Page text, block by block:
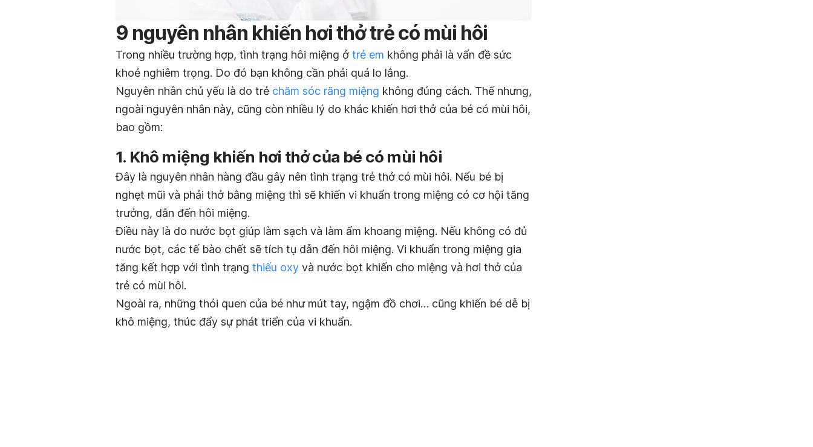
9 nguyên nhân khiến hơi thở trẻ có mùi hôi
Trong nhiều trường hợp, tình trạng hôi miệng ở trẻ em không phải là vấn đề sức
khoẻ nghiêm trọng. Do đó bạn không cần phải quá lo lắng.
Nguyên nhân chủ yếu là do trẻ chăm sóc răng miệng không đúng cách. Thế nhưng,
ngoài nguyên nhân này, cũng còn nhiều lý do khác khiến hơi thở của bé có mùi hôi,
bao gồm:
1. Khô miệng khiến hơi thở của bé có mùi hôi
Đây là nguyên nhân hàng đầu gây nên tình trạng trẻ thở có mùi hôi. Nếu bé bị
nghẹt mũi và phải thở bằng miệng thì sẽ khiến vi khuẩn trong miệng có cơ hội tăng
trưởng, dẫn đến hôi miệng.
Điều này là do nước bọt giúp làm sạch và làm ẩm khoang miệng. Nếu không có đủ
nước bọt, các tế bào chết sẽ tích tụ dẫn đến hôi miệng. Vi khuẩn trong miệng gia
tăng kết hợp với tình trạng thiếu oxy và nước bọt khiến cho miệng và hơi thở của
trẻ có mùi hôi.
Ngoài ra, những thói quen của bé như mút tay, ngậm đồ chơi… cũng khiến bé dễ bị
khô miệng, thúc đẩy sự phát triển của vi khuẩn.